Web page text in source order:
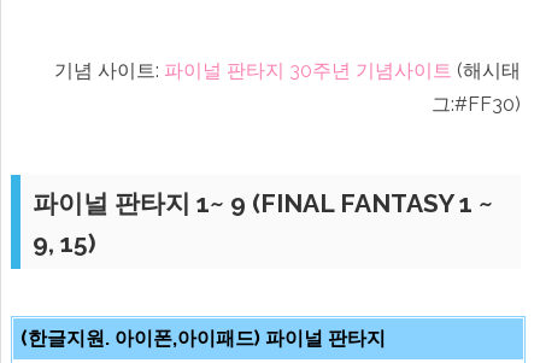
기념 사이트: 파이널 판타지 30주년 기념사이트 (해시태
그:#FF30)
파이널 판타지 1~ 9 (FINAL FANTASY 1 ~
9, 15)
(한글지원. 아이폰,아이패드) 파이널 판타지